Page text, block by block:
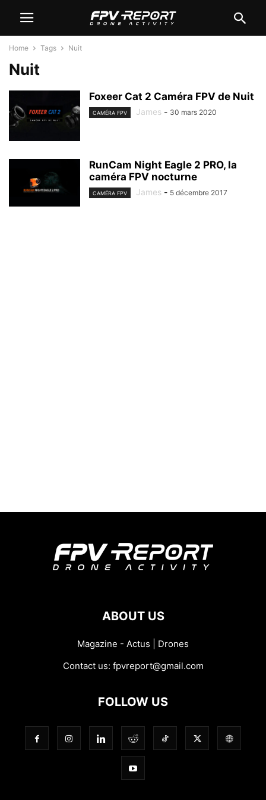
Home Tags Nuit
Nuit
Foxeer Cat 2 Caméra FPV de Nuit
CAMÉRA FPV James - 30 mars 2020
RunCam Night Eagle 2 PRO, la
caméra FPV nocturne
CAMÉRA FPV James - 5 décembre 2017
ABOUT US
Magazine - Actus | Drones
Contact us: fpvreport@gmail.com
FOLLOW US